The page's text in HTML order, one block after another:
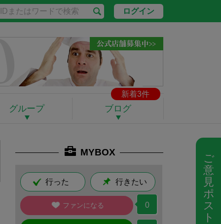
ご
意
見
ポ
ス
ト
ログイン
新着3件
グループ ブログ
MYBOX
行った 行きたい
ファンになる 0